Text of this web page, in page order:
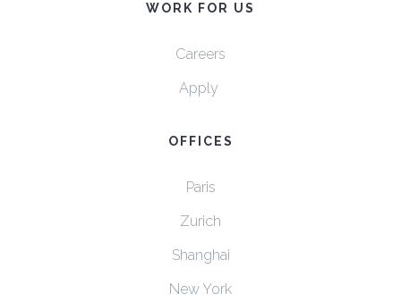
WORK FOR US
Careers
Apply
OFFICES
Paris
Zurich
Shanghai
New York